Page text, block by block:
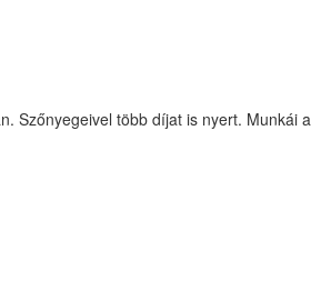
Szőnyegeivel több díjat is nyert. Munkái